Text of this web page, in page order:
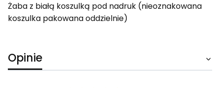
Żaba z białą koszulką pod nadruk (nieoznakowana
koszulka pakowana oddzielnie)
Opinie